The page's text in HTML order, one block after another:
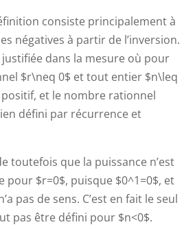
consiste principalement à
négatives à partir de l’inversion.
dans la mesure où pour
$r\neq 0$ et tout entier $n\leq
positif, et le nombre rationnel
défini par récurrence et
toutefois que la puissance n’est
pour $r=0$, puisque $0^1=0$, et
pas de sens. C’est en fait le seul
pas être défini pour $n<0$.